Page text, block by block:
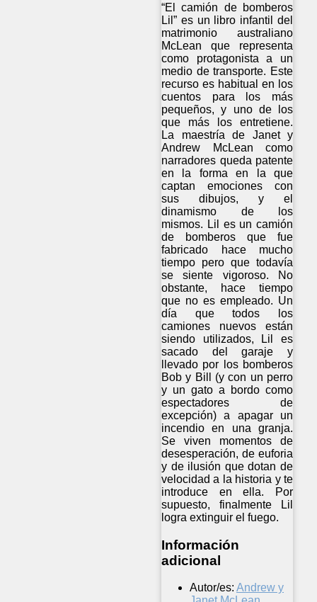
“El camión de bomberos
Lil” es un libro infantil del
matrimonio australiano
McLean que representa
como protagonista a un
medio de transporte. Este
recurso es habitual en los
cuentos para los más
pequeños, y uno de los
que más los entretiene.
La maestría de Janet y
Andrew McLean como
narradores queda patente
en la forma en la que
captan emociones con
sus dibujos, y el
dinamismo de los
mismos. Lil es un camión
de bomberos que fue
fabricado hace mucho
tiempo pero que todavía
se siente vigoroso. No
obstante, hace tiempo
que no es empleado. Un
día que todos los
camiones nuevos están
siendo utilizados, Lil es
sacado del garaje y
llevado por los bomberos
Bob y Bill (y con un perro
y un gato a bordo como
espectadores de
excepción) a apagar un
incendio en una granja.
Se viven momentos de
desesperación, de euforia
y de ilusión que dotan de
velocidad a la historia y te
introduce en ella. Por
supuesto, finalmente Lil
logra extinguir el fuego.
Información
adicional
Autor/es: Andrew y